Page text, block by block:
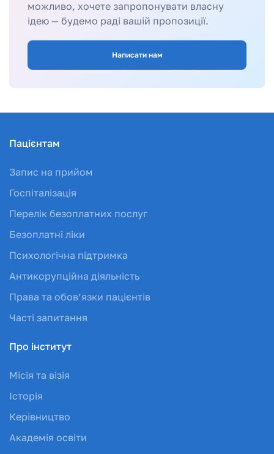
можливо, хочете запропонувати власну
ідею — будемо раді вашій пропозиції.
Написати нам
Пацієнтам
Запис на прийом
Госпіталізація
Перелік безоплатних послуг
Безоплатні ліки
Психологічна підтримка
Антикорупційна діяльність
Права та обов’язки пацієнтів
Часті запитання
Про інститут
Місія та візія
Історія
Керівництво
Академія освіти